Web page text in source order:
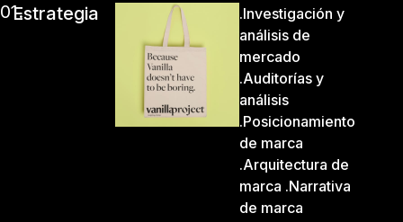
01.Estrategia
.Investigación y
análisis de
mercado
.Auditorías y
análisis
.Posicionamiento
de marca
.Arquitectura de
marca .Narrativa
de marca